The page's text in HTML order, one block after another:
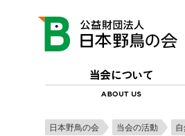
日本野鳥の会 当会の活動